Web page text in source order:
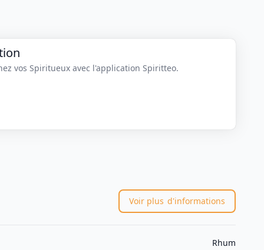
vos Spiritueux avec l'application Spiritteo.
Voir plus d'informations
Rhum